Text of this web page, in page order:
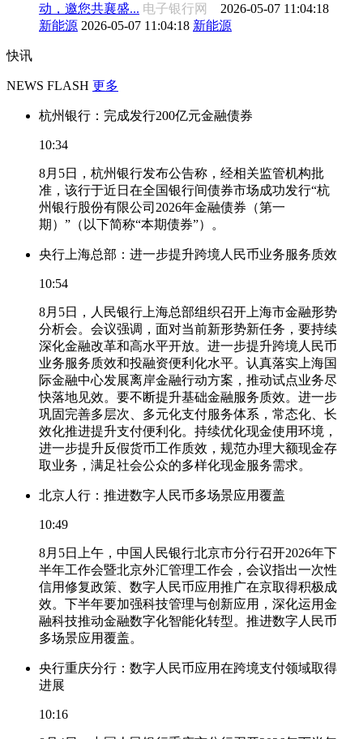
动，邀您共襄盛... 电子银行网 2026-05-07 11:04:18
新能源 2026-05-07 11:04:18 新能源
快讯
NEWS FLASH 更多
杭州银行：完成发行200亿元金融债券
10:34
8月5日，杭州银行发布公告称，经相关监管机构批
准，该行于近日在全国银行间债券市场成功发行“杭
州银行股份有限公司2026年金融债券（第一
期）”（以下简称“本期债券”）。
央行上海总部：进一步提升跨境人民币业务服务质效
10:54
8月5日，人民银行上海总部组织召开上海市金融形势
分析会。会议强调，面对当前新形势新任务，要持续
深化金融改革和高水平开放。进一步提升跨境人民币
业务服务质效和投融资便利化水平。认真落实上海国
际金融中心发展离岸金融行动方案，推动试点业务尽
快落地见效。要不断提升基础金融服务质效。进一步
巩固完善多层次、多元化支付服务体系，常态化、长
效化推进提升支付便利化。持续优化现金使用环境，
进一步提升反假货币工作质效，规范办理大额现金存
取业务，满足社会公众的多样化现金服务需求。
北京人行：推进数字人民币多场景应用覆盖
10:49
8月5日上午，中国人民银行北京市分行召开2026年下
半年工作会暨北京外汇管理工作会，会议指出一次性
信用修复政策、数字人民币应用推广在京取得积极成
效。下半年要加强科技管理与创新应用，深化运用金
融科技推动金融数字化智能化转型。推进数字人民币
多场景应用覆盖。
央行重庆分行：数字人民币应用在跨境支付领域取得
进展
10:16